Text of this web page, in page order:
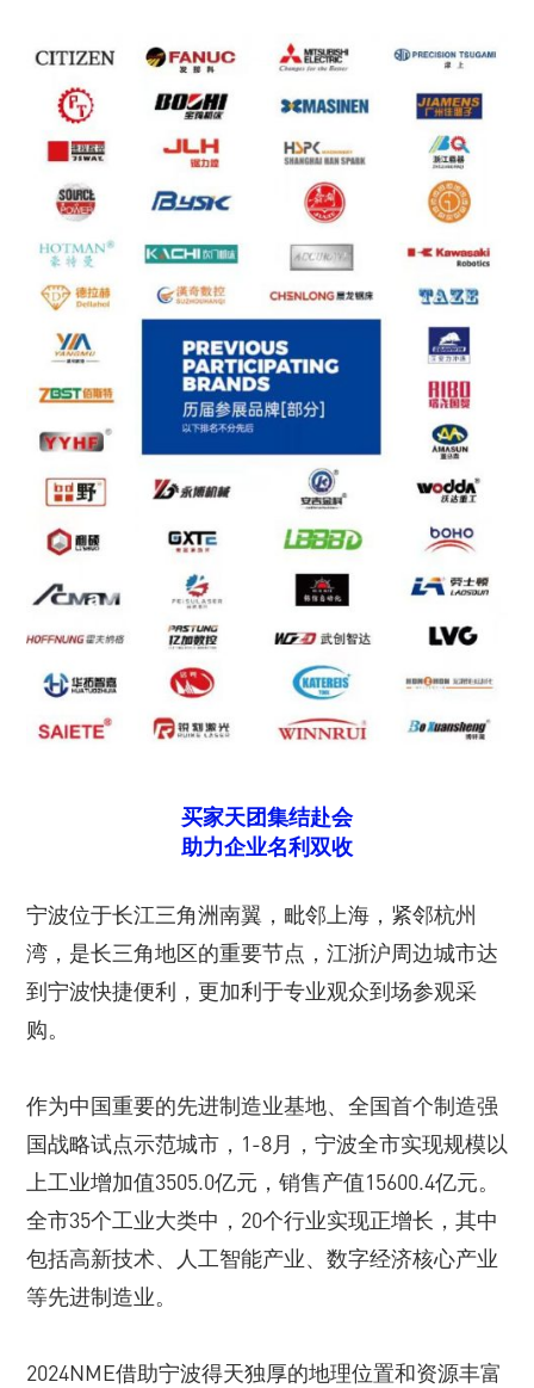
买家天团集结赴会
助力企业名利双收
宁波位于长江三角洲南翼，毗邻上海，紧邻杭州
湾，是长三角地区的重要节点，江浙沪周边城市达
到宁波快捷便利，更加利于专业观众到场参观采
购。
作为中国重要的先进制造业基地、全国首个制造强
国战略试点示范城市，1-8月，宁波全市实现规模以
上工业增加值3505.0亿元，销售产值15600.4亿元。
全市35个工业大类中，20个行业实现正增长，其中
包括高新技术、人工智能产业、数字经济核心产业
等先进制造业。
2024NME借助宁波得天独厚的地理位置和资源丰富